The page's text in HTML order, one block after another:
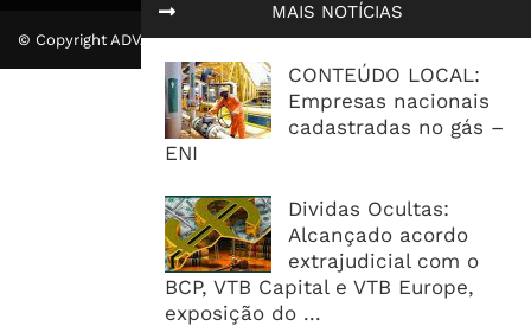
MAIS NOTÍCIAS
CONTEÚDO LOCAL:
Empresas nacionais
cadastradas no gás –
ENI
Dividas Ocultas:
Alcançado acordo
extrajudicial com o
BCP, VTB Capital e VTB Europe,
exposição do ...
© Copyright ADVALUE. Todos Direitos Reservados.